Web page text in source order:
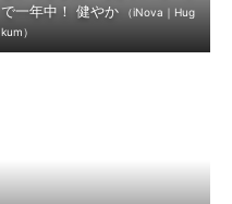
で一年中！ 健やか
（iNova｜Hug
kum）